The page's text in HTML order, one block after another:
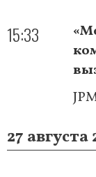
15:33
27 августа